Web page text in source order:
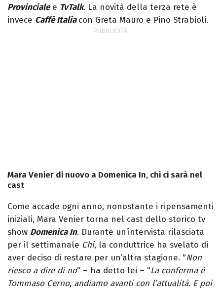
Provincialee TvTalk. La novità della terza rete è
invece Caffè Italia con Greta Mauro e Pino Strabioli.
Mara Venier di nuovo a Domenica In, chi ci sarà nel
cast
Come accade ogni anno, nonostante i ripensamenti
iniziali, Mara Venier torna nel cast dello storico tv
show Domenica In. Durante un’intervista rilasciata
per il settimanale Chi, la conduttrice ha svelato di
aver deciso di restare per un’altra stagione. "Non
riesco a dire di no" – ha detto lei – "La conferma è
Tommaso Cerno, andiamo avanti con l’attualità. E poi